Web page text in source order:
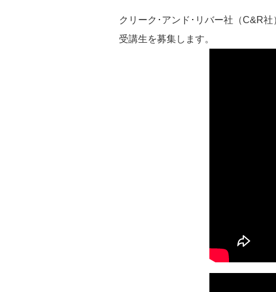
クリーク･アンド･リバー社（C&R
受講生を募集します。